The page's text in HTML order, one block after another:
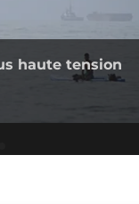
haute tension